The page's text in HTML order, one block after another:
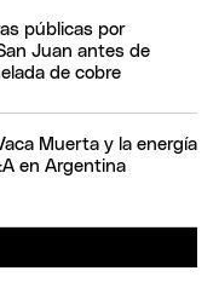
públicas por
Juan antes de
de cobre
Muerta y la energía
en Argentina